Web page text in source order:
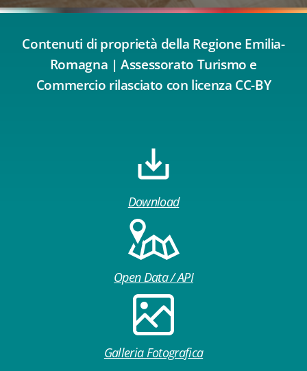
Contenuti di proprietà della Regione Emilia-
Romagna | Assessorato Turismo e
Commercio rilasciato con licenza CC-BY
Download
Open Data / API
Galleria Fotografica